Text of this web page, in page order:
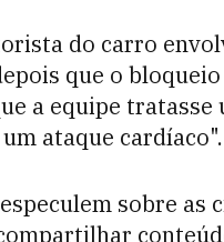
do carro
que o
a equipe tratasse
ataque cardíaco".
sobre as